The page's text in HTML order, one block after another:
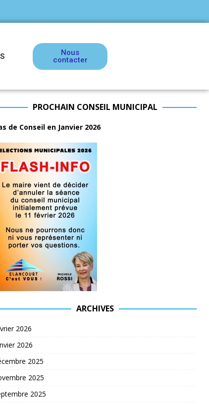
Nous
contacter
PROCHAIN CONSEIL MUNICIPAL
de Conseil en Janvier 2026
ARCHIVES
2026
2026
2025
2025
2025